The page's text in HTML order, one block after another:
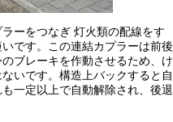
ーをつなぎ 灯火類の配線をす
です。この連結カプラーは前後
ブレーキを作動させるため、け
いです。構造上バックすると自
一定以上で自動解除され、後退